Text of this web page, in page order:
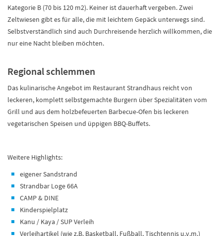
Kategorie B (70 bis 120 m2). Keiner ist dauerhaft vergeben. Zwei
Zeltwiesen gibt es für alle, die mit leichtem Gepäck unterwegs sind.
Selbstverständlich sind auch Durchreisende herzlich willkommen, die
nur eine Nacht bleiben möchten.
Regional schlemmen
Das kulinarische Angebot im Restaurant Strandhaus reicht von
leckeren, komplett selbstgemachte Burgern über Spezialitäten vom
Grill und aus dem holzbefeuerten Barbecue-Ofen bis leckeren
vegetarischen Speisen und üppigen BBQ-Buffets.
Weitere Highlights:
eigener Sandstrand
Strandbar Loge 66A
CAMP & DINE
Kinderspielplatz
Kanu / Kaya / SUP Verleih
Verleihartikel (wie z.B. Basketball, Fußball, Tischtennis u.v.m.)